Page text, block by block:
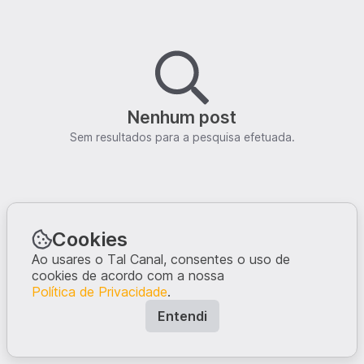
Nenhum post
Sem resultados para a pesquisa efetuada.
Cookies
Ao usares o Tal Canal, consentes o uso de
cookies de acordo com a nossa
Política de Privacidade.
Entendi